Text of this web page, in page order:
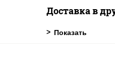
Доставка в